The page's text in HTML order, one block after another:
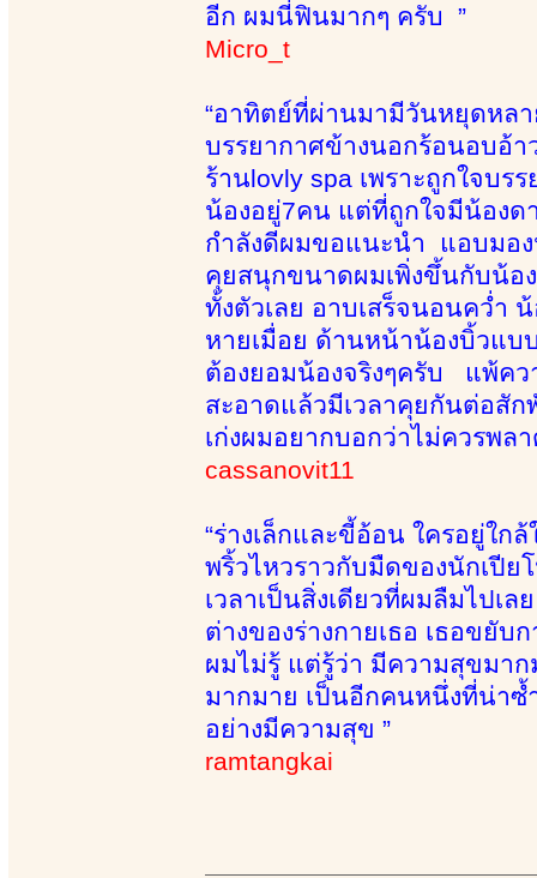
อีก ผมนี่ฟินมากๆ ครับ ”
Micro_t
“อาทิตย์ที่ผ่านมามีวันหยุดหลา
บรรยากาศข้างนอกร้อนอบอ้า
ร้านlovly spa เพราะถูกใจบ
น้องอยู่7คน แต่ที่ถูกใจมีน้องด
กำลังดีผมขอแนะนำ แอบมอง
คุยสนุกขนาดผมเพิ่งขึ้นกับน้อ
ทั้งตัวเลย อาบเสร็จนอนคว่ำ
หายเมื่อย ด้านหน้าน้องบิ้วแบ
ต้องยอมน้องจริงๆครับ แพ้คว
สะอาดแล้วมีเวลาคุยกันต่อสั
เก่งผมอยากบอกว่าไม่ควรพลา
cassanovit11
“ร่างเล็กและขี้อ้อน ใครอยู่ใก
พริ้วไหวราวกับมืดของนักเปี
เวลาเป็นสิ่งเดียวที่ผมลืมไปเ
ต่างของร่างกายเธอ เธอขยับ
ผมไม่รู้ แต่รู้ว่า มีความสุขมา
มากมาย เป็นอีกคนหนึ่งที่น่า
อย่างมีความสุข ”
ramtangkai